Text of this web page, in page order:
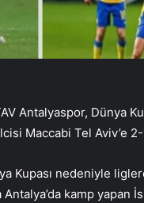
Antalyaspor, Dünya
Maccabi Tel Aviv’e
Kupası nedeniyle
kamp yapan